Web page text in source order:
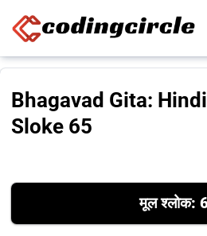
Bhagavad Gita:
Sloke 65
मूल श्लोक: